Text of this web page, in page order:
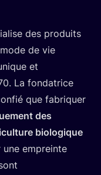
des pro­duits
de vie
et
. La fon­da­trice
que fabri­quer
des
bio­lo­gique
empreinte